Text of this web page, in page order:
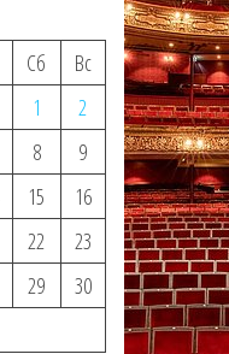
Сб
Вс
1
2
8
9
15
16
22
23
29
30